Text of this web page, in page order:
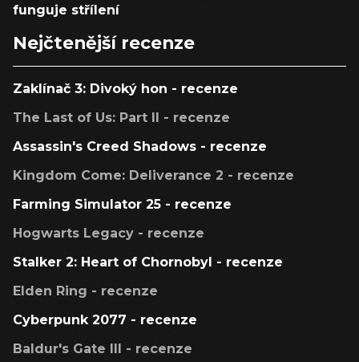
funguje střílení
Nejčtenější recenze
Zaklínač 3: Divoký hon - recenze
The Last of Us: Part II - recenze
Assassin's Creed Shadows - recenze
Kingdom Come: Deliverance 2 - recenze
Farming Simulator 25 - recenze
Hogwarts Legacy - recenze
Stalker 2: Heart of Chornobyl - recenze
Elden Ring - recenze
Cyberpunk 2077 - recenze
Baldur's Gate III - recenze